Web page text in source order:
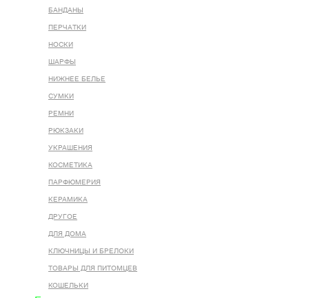
БАНДАНЫ
ПЕРЧАТКИ
НОСКИ
ШАРФЫ
НИЖНЕЕ БЕЛЬЕ
СУМКИ
РЕМНИ
РЮКЗАКИ
УКРАШЕНИЯ
КОСМЕТИКА
ПАРФЮМЕРИЯ
КЕРАМИКА
ДРУГОЕ
ДЛЯ ДОМА
КЛЮЧНИЦЫ И БРЕЛОКИ
ТОВАРЫ ДЛЯ ПИТОМЦЕВ
КОШЕЛЬКИ